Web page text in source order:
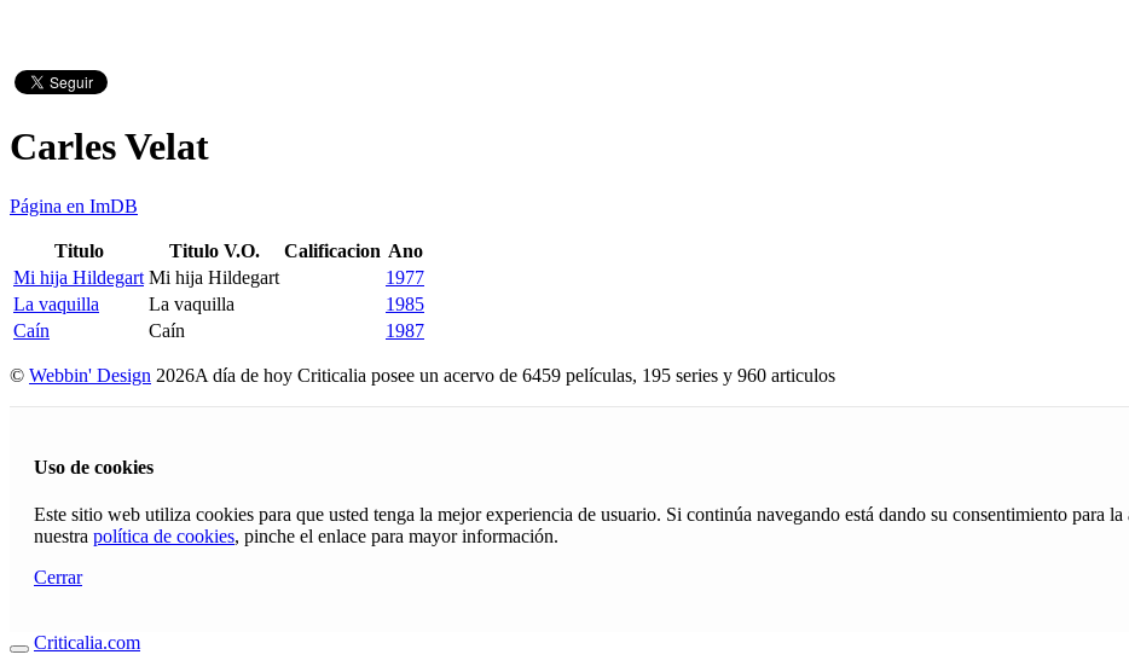
Carles Velat
Página en ImDB
Titulo Titulo V.O. Calificacion Ano
Mi hija Hildegart Mi hija Hildegart
1977
La vaquilla
La vaquilla
1985
Caín
Caín 1987
© Webbin' Design 2026A día de hoy Criticalia posee un acervo de 6459 películas, 195 series y 960 articulos
Uso de cookies
Este sitio web utiliza cookies para que usted tenga la mejor experiencia de usuario. Si continúa navegando está dando su consentimiento para
nuestra política de cookies, pinche el enlace para mayor información.
Cerrar
Criticalia.com